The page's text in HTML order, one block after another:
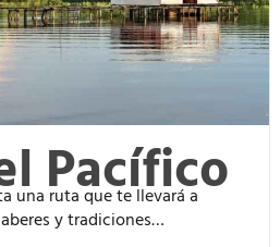
Pacífico
una ruta que te llevará a
y tradiciones…